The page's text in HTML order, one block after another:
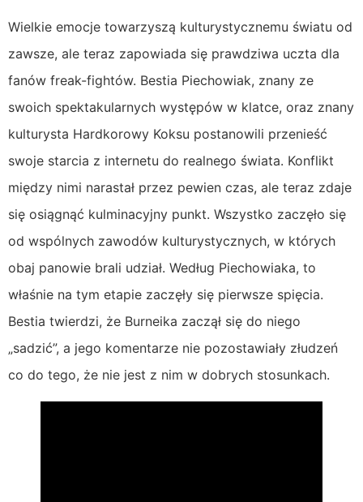
Wielkie emocje towarzyszą kulturystycznemu światu od
zawsze, ale teraz zapowiada się prawdziwa uczta dla
fanów freak-fightów. Bestia Piechowiak, znany ze
swoich spektakularnych występów w klatce, oraz znany
kulturysta Hardkorowy Koksu postanowili przenieść
swoje starcia z internetu do realnego świata. Konflikt
między nimi narastał przez pewien czas, ale teraz zdaje
się osiągnąć kulminacyjny punkt. Wszystko zaczęło się
od wspólnych zawodów kulturystycznych, w których
obaj panowie brali udział. Według Piechowiaka, to
właśnie na tym etapie zaczęły się pierwsze spięcia.
Bestia twierdzi, że Burneika zaczął się do niego
„sadzić”, a jego komentarze nie pozostawiały złudzeń
co do tego, że nie jest z nim w dobrych stosunkach.